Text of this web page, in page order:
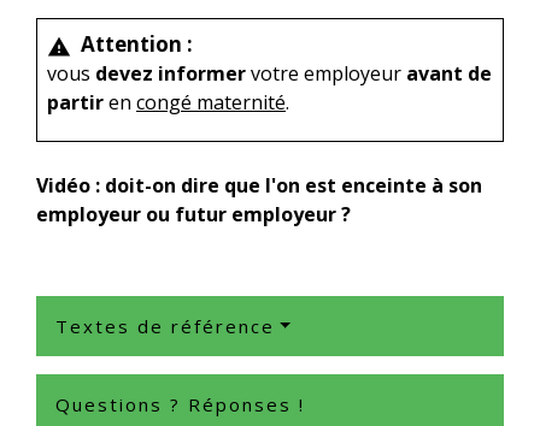
warning Attention :
vous devez informervotre employeur avant de
partiren congé maternité.
Vidéo : doit-on dire que l'on est enceinte à son
employeur ou futur employeur ?
Textes de référence
Questions ? Réponses !